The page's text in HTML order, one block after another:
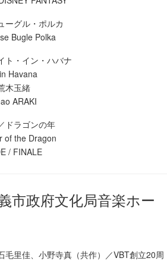
ーグル・ポルカ
Bugle Polka
ト・イン・ハバナ
Havana
木玉緒
ARAKI
ドラゴンの年
of the Dragon
/ FINALE
市政府文化局音楽ホー
毛里佳、小野寺真（共作）／VBT創立20周